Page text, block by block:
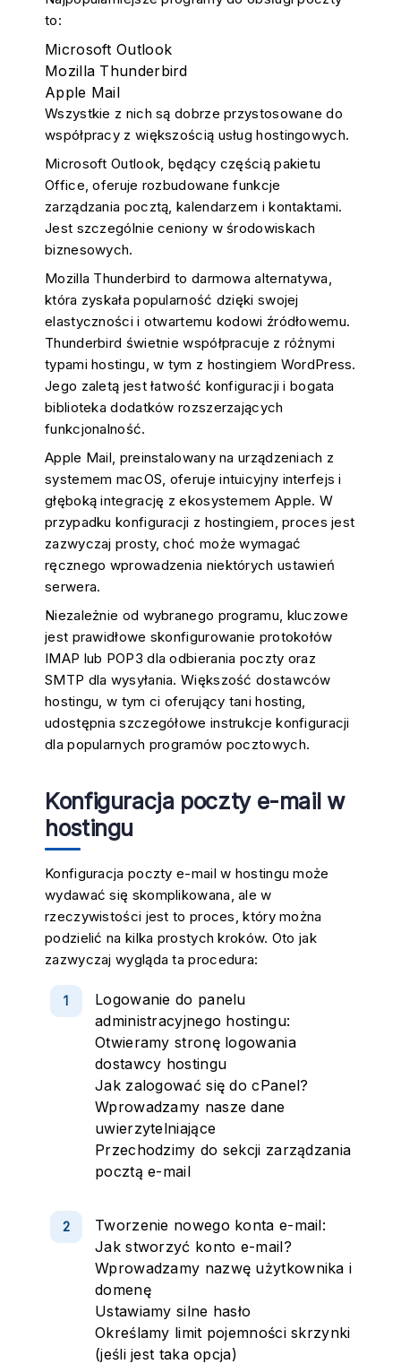
to:
Microsoft Outlook
Mozilla Thunderbird
Apple Mail
Wszystkie z nich są dobrze przystosowane do
współpracy z większością usług hostingowych.
Microsoft Outlook, będący częścią pakietu
Office, oferuje rozbudowane funkcje
zarządzania pocztą, kalendarzem i kontaktami.
Jest szczególnie ceniony w środowiskach
biznesowych.
Mozilla Thunderbird to darmowa alternatywa,
która zyskała popularność dzięki swojej
elastyczności i otwartemu kodowi źródłowemu.
Thunderbird świetnie współpracuje z różnymi
typami hostingu, w tym z hostingiem WordPress.
Jego zaletą jest łatwość konfiguracji i bogata
biblioteka dodatków rozszerzających
funkcjonalność.
Apple Mail, preinstalowany na urządzeniach z
systemem macOS, oferuje intuicyjny interfejs i
głęboką integrację z ekosystemem Apple. W
przypadku konfiguracji z hostingiem, proces jest
zazwyczaj prosty, choć może wymagać
ręcznego wprowadzenia niektórych ustawień
serwera.
Niezależnie od wybranego programu, kluczowe
jest prawidłowe skonfigurowanie protokołów
IMAP lub POP3 dla odbierania poczty oraz
SMTP dla wysyłania. Większość dostawców
hostingu, w tym ci oferujący tani hosting,
udostępnia szczegółowe instrukcje konfiguracji
dla popularnych programów pocztowych.
Konfiguracja poczty e-mail w
hostingu
Konfiguracja poczty e-mail w hostingu może
wydawać się skomplikowana, ale w
rzeczywistości jest to proces, który można
podzielić na kilka prostych kroków. Oto jak
zazwyczaj wygląda ta procedura:
Logowanie do panelu
administracyjnego hostingu:
Otwieramy stronę logowania
dostawcy hostingu
Jak zalogować się do cPanel?
Wprowadzamy nasze dane
uwierzytelniające
Przechodzimy do sekcji zarządzania
pocztą e-mail
Tworzenie nowego konta e-mail:
Jak stworzyć konto e-mail?
Wprowadzamy nazwę użytkownika i
domenę
Ustawiamy silne hasło
Określamy limit pojemności skrzynki
(jeśli jest taka opcja)